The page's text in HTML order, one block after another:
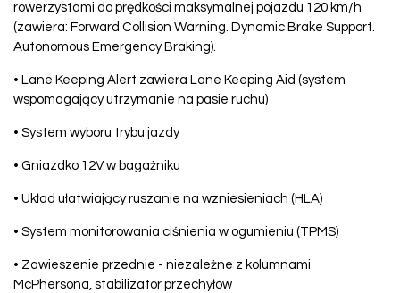
rowerzystami do prędkości maksymalnej pojazdu 120 km/h
(zawiera: Forward Collision Warning. Dynamic Brake Support.
Autonomous Emergency Braking).
• Lane Keeping Alert zawiera Lane Keeping Aid (system
wspomagający utrzymanie na pasie ruchu)
• System wyboru trybu jazdy
• Gniazdko 12V w bagażniku
• Układ ułatwiający ruszanie na wzniesieniach (HLA)
• System monitorowania ciśnienia w ogumieniu (TPMS)
• Zawieszenie przednie - niezależne z kolumnami
McPhersona, stabilizator przechyłów